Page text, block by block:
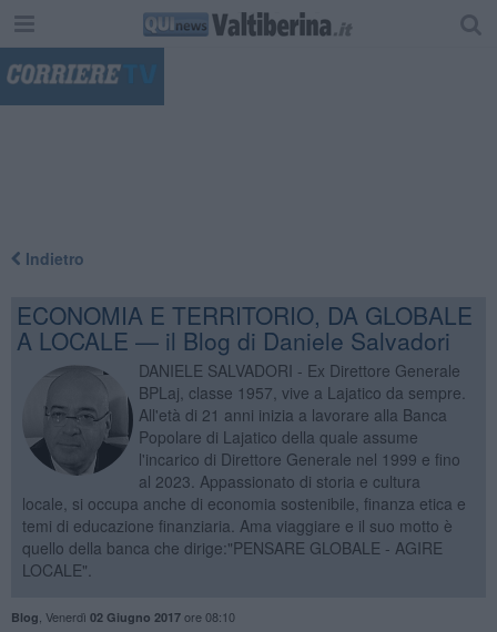
Indietro
ECONOMIA E TERRITORIO, DA GLOBALE
A LOCALE — il Blog di Daniele Salvadori
DANIELE SALVADORI - Ex Direttore Generale
BPLaj, classe 1957, vive a Lajatico da sempre.
All'età di 21 anni inizia a lavorare alla Banca
Popolare di Lajatico della quale assume
l'incarico di Direttore Generale nel 1999 e fino
al 2023. Appassionato di storia e cultura
locale, si occupa anche di economia sostenibile, finanza etica e
temi di educazione finanziaria. Ama viaggiare e il suo motto è
quello della banca che dirige:"PENSARE GLOBALE - AGIRE
LOCALE".
Blog Venerdì 02 Giugno 2017ore 08:10